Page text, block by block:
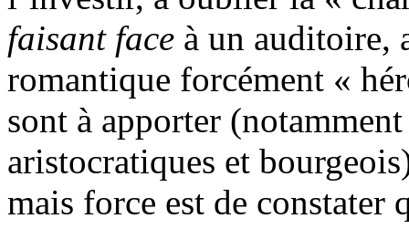
faisant face à un auditoire,
romantique forcément «
sont à apporter
aristocratiques et
mais force est de constater